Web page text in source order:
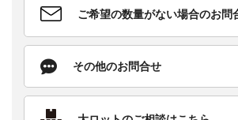
ご希望の数量がない場合のお問
その他のお問合せ